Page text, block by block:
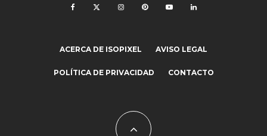
ACERCA DE ISOPIXEL AVISO LEGAL
POLÍTICA DE PRIVACIDAD CONTACTO